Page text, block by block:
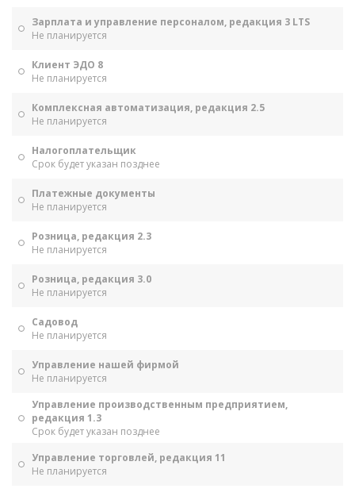
Зарплата и управление персоналом, редакция 3 LTS
Не планируется
Клиент ЭДО 8
Не планируется
Комплексная автоматизация, редакция 2.5
Не планируется
Налогоплательщик
Срок будет указан позднее
Платежные документы
Не планируется
Розница, редакция 2.3
Не планируется
Розница, редакция 3.0
Не планируется
Садовод
Не планируется
Управление нашей фирмой
Не планируется
Управление производственным предприятием,
редакция 1.3
Срок будет указан позднее
Управление торговлей, редакция 11
Не планируется